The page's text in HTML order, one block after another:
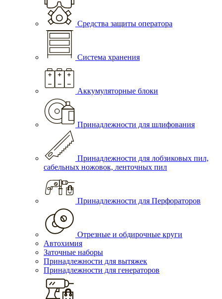
Средства защиты оператора
Система хранения
Аккумуляторные блоки
Принадлежности для шлифования
Принадлежности для лобзиковых пил,
сабельных ножовок, ленточных пил
Принадлежности для Перфораторов
Отрезные и обдирочные круги
Автохимия
Заточные наборы
Принадлежности для вытяжек
Принадлежности для генераторов